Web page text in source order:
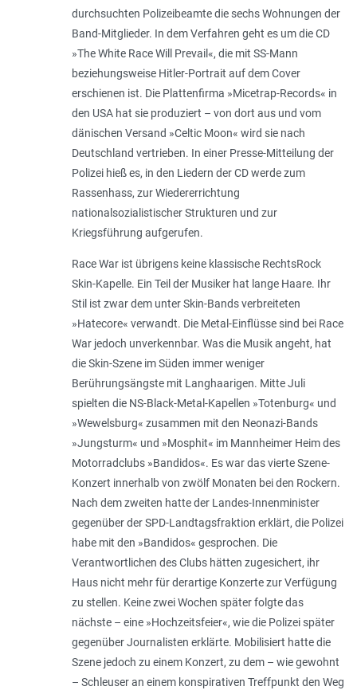
durchsuchten Polizeibeamte die sechs Wohnungen der
Band-Mitglieder. In dem Verfahren geht es um die CD
»The White Race Will Prevail«, die mit SS-Mann
beziehungsweise Hitler-Portrait auf dem Cover
erschienen ist. Die Plattenfirma »Micetrap-Records« in
den USA hat sie produziert – von dort aus und vom
dänischen Versand »Celtic Moon« wird sie nach
Deutschland vertrieben. In einer Presse-Mitteilung der
Polizei hieß es, in den Liedern der CD werde zum
Rassenhass, zur Wiedererrichtung
nationalsozialistischer Strukturen und zur
Kriegsführung aufgerufen.
Race War ist übrigens keine klassische RechtsRock
Skin-Kapelle. Ein Teil der Musiker hat lange Haare. Ihr
Stil ist zwar dem unter Skin-Bands verbreiteten
»Hatecore« verwandt. Die Metal-Einflüsse sind bei Race
War jedoch unverkennbar. Was die Musik angeht, hat
die Skin-Szene im Süden immer weniger
Berührungsängste mit Langhaarigen. Mitte Juli
spielten die NS-Black-Metal-Kapellen »Totenburg« und
»Wewelsburg« zusammen mit den Neonazi-Bands
»Jungsturm« und »Mosphit« im Mannheimer Heim des
Motorradclubs »Bandidos«. Es war das vierte Szene-
Konzert innerhalb von zwölf Monaten bei den Rockern.
Nach dem zweiten hatte der Landes-Innenminister
gegenüber der SPD-Landtagsfraktion erklärt, die Polizei
habe mit den »Bandidos« gesprochen. Die
Verantwortlichen des Clubs hätten zugesichert, ihr
Haus nicht mehr für derartige Konzerte zur Verfügung
zu stellen. Keine zwei Wochen später folgte das
nächste – eine »Hochzeitsfeier«, wie die Polizei später
gegenüber Journalisten erklärte. Mobilisiert hatte die
Szene jedoch zu einem Konzert, zu dem – wie gewohnt
– Schleuser an einem konspirativen Treffpunkt den Weg